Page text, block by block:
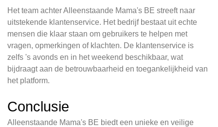
Het team achter Alleenstaande Mama's BE streeft naar
uitstekende klantenservice. Het bedrijf bestaat uit echte
mensen die klaar staan om gebruikers te helpen met
vragen, opmerkingen of klachten. De klantenservice is
zelfs 's avonds en in het weekend beschikbaar, wat
bijdraagt aan de betrouwbaarheid en toegankelijkheid van
het platform.
Conclusie
Alleenstaande Mama's BE biedt een unieke en veilige